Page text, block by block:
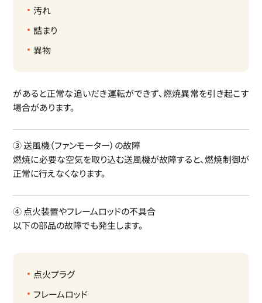
汚れ
詰まり
異物
があると正常な追いだき運転ができず、燃焼異常を引き起こす
場合があります。
③ 送風機（ファンモーター）の故障
燃焼に必要な空気を取り込む送風機が故障すると、燃焼制御が
正常に行えなくなります。
④ 点火装置やフレームロッドの不具合
以下の部品の故障でも発生します。
点火プラグ
フレームロッド